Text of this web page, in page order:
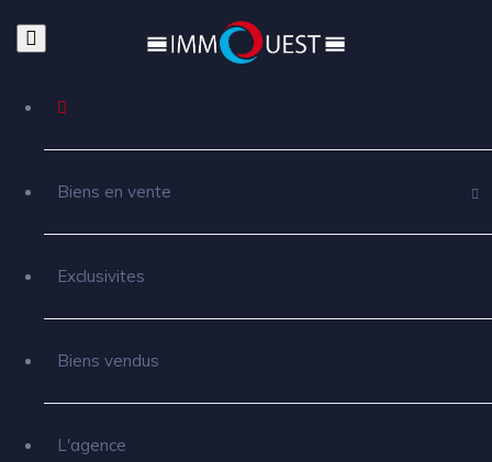
Biens en vente
Exclusivites
Biens vendus
L'agence